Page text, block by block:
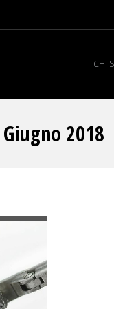
CHI
Giugno 2018